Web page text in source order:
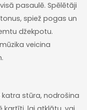
pasaulē. Spēlētāji
spiež pogas un
džekpotu.
veicina
stūra, nodrošina